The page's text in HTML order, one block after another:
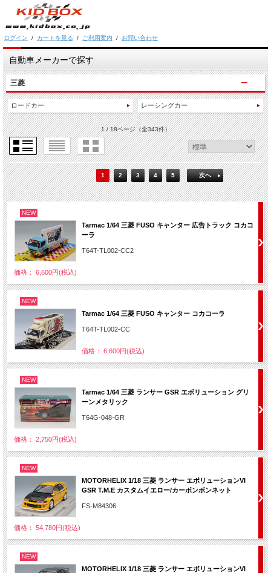
ログイン / カートを見る / ご利用案内 / お問い合わせ
自動車メーカーで探す
三菱
ロードカー レーシングカー
1 / 18ページ（全343件）
1 2 3 4 5 次へ
NEW
Tarmac 1/64 三菱 FUSO キャンター 広告トラック コカコ
ーラ
T64T-TL002-CC2
価格： 6,600円(税込)
NEW
Tarmac 1/64 三菱 FUSO キャンター コカコーラ
T64T-TL002-CC
価格： 6,600円(税込)
NEW
Tarmac 1/64 三菱 ランサー GSR エボリューション グリ
ーンメタリック
T64G-048-GR
価格： 2,750円(税込)
NEW
MOTORHELIX 1/18 三菱 ランサー エボリューションVI
GSR T.M.E カスタムイエロー/カーボンボンネット
FS-M84306
価格： 54,780円(税込)
NEW
MOTORHELIX 1/18 三菱 ランサー エボリューションVI